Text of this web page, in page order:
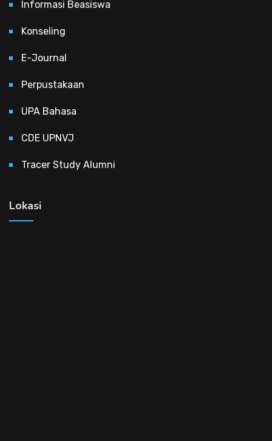
Informasi Beasiswa
Konseling
E-Journal
Perpustakaan
UPA Bahasa
CDE UPNVJ
Tracer Study Alumni
Lokasi